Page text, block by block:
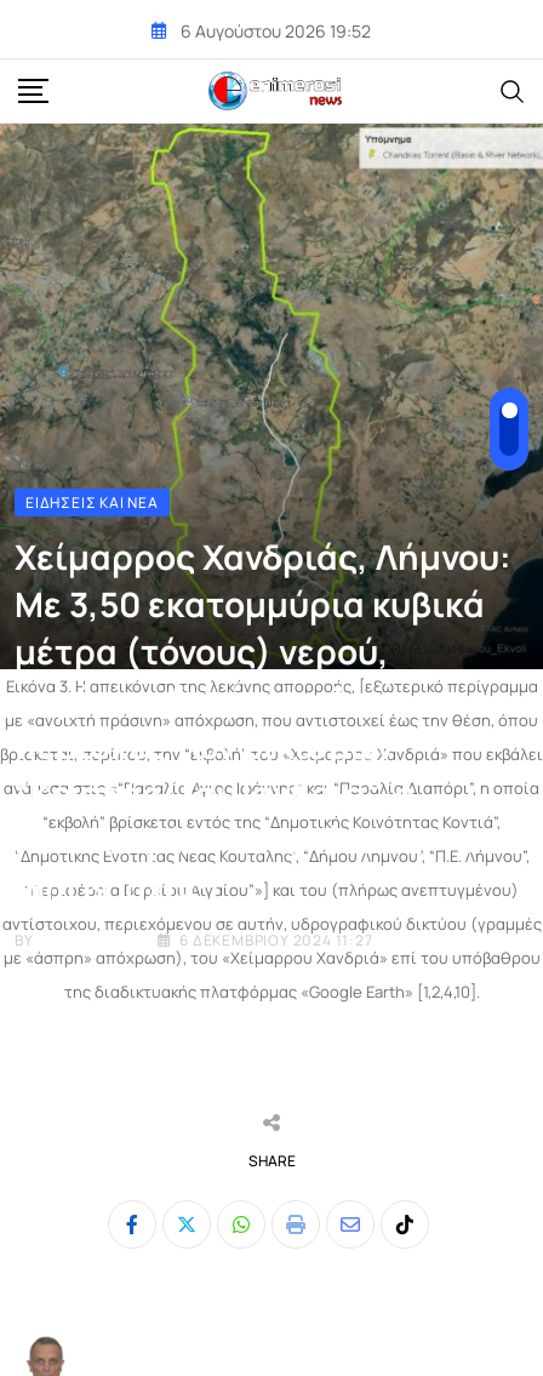
content
6 Αυγούστου 2026 19:52
ΕΙΔΉΣΕΙΣ ΚΑΙ ΝΈΑ
Χείμαρρος Χανδριάς, Λήμνου:
Με 3,50 εκατομμύρια κυβικά
μέτρα (τόνους) νερού,
περίπου, “χτύπησε” τις
περιοχές των οικισμών
“Κοντιάς/Τσιμάνδρια”, η
κακοκαιρία “Bora” (~242,40
mm βροχής)
BY E-ENIMEROSI 6 ΔΕΚΕΜΒΡΊΟΥ 2024 11:27
Εικόνα 3. Η απεικόνιση της λεκάνης απορροής, [εξωτερικό περίγραμμα
με «ανοιχτή πράσινη» απόχρωση, που αντιστοιχεί έως την θέση, όπου
βρίσκεται, περίπου, την “εκβολή” του «Χείμαρρου Χανδριά» που εκβάλει
ανάμεσα στις «“Παραλία Άγιος Ιωάννης” και “Παραλία Διαπόρι”, η οποία
“εκβολή” βρίσκεται εντός της “Δημοτικής Κοινότητας Κοντιά”,
“Δημοτικής Ενότητας Νέας Κούταλης”, “Δήμου Λήμνου”, “Π.Ε. Λήμνου”,
“Περιφέρεια Βορείου Αιγαίου”»] και του (πλήρως ανεπτυγμένου)
αντίστοιχου, περιεχόμενου σε αυτήν, υδρογραφικού δικτύου (γραμμές
με «άσπρη» απόχρωση), του «Χείμαρρου Χανδριά» επί του υπόβαθρου
της διαδικτυακής πλατφόρμας «Google Earth» [1,2,4,10].
SHARE
Whatsapp
Print
ShareTiktok